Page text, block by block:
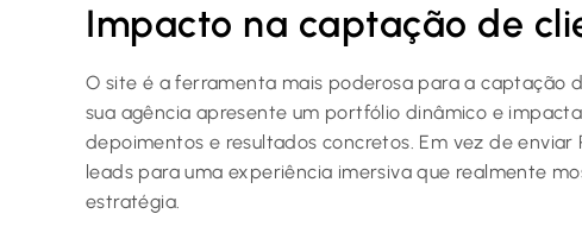
Impacto na captação de
O site é a ferramenta mais poderosa para a captação
sua agência apresente um portfólio dinâmico e
depoimentos e resultados concretos. Em vez de enviar
leads para uma experiência imersiva que realmente
estratégia.